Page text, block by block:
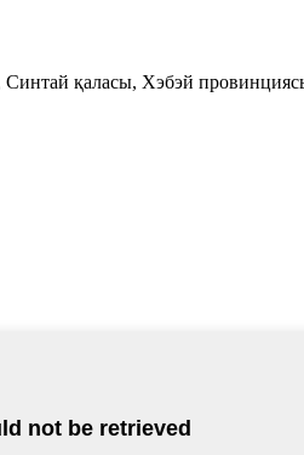
қаласы, Хэбэй